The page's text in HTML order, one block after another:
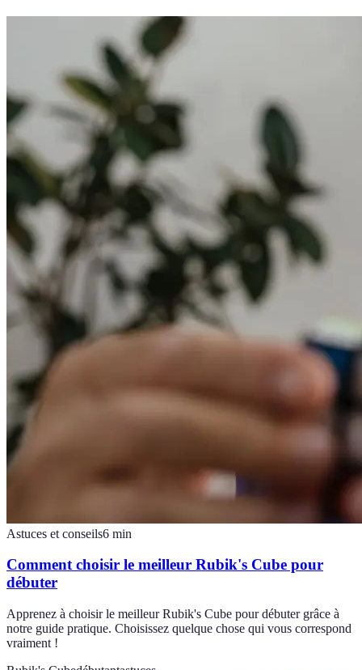
Astuces et conseils6 min
Comment choisir le meilleur Rubik's Cube pour
débuter
Apprenez à choisir le meilleur Rubik's Cube pour débuter grâce à
notre guide pratique. Choisissez quelque chose qui vous correspond
vraiment !